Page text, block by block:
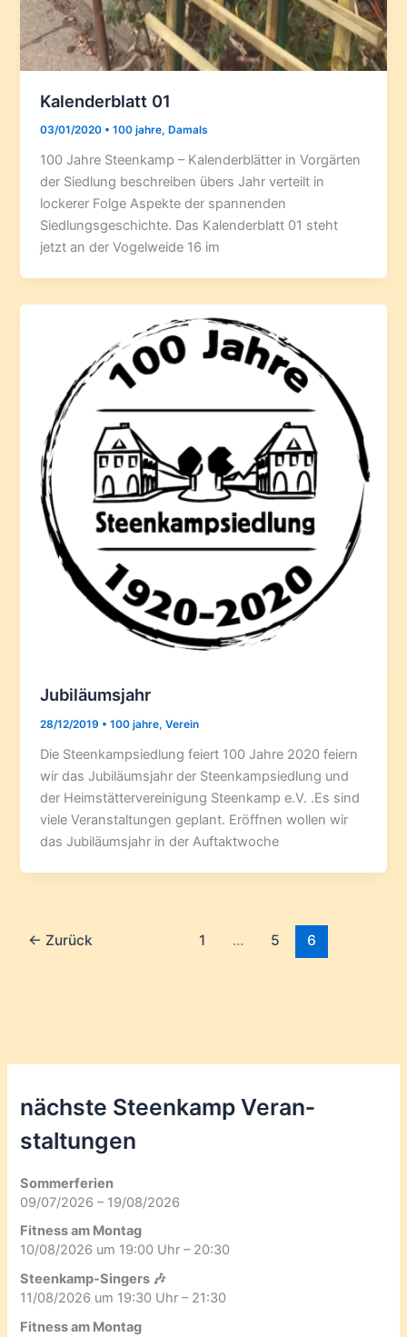
Kalenderblatt 01
03/01/2020 •100 jahre, Damals
100 Jahre Steenkamp – Kalenderblätter in Vorgärten
der Siedlung beschreiben übers Jahr verteilt in
lockerer Folge Aspekte der spannenden
Siedlungsgeschichte. Das Kalenderblatt 01 steht
jetzt an der Vogelweide 16 im
Jubiläumsjahr
28/12/2019 •100 jahre,Verein
Die Steenkampsiedlung feiert 100 Jahre 2020 feiern
wir das Jubiläumsjahr der Steenkampsiedlung und
der Heimstättervereinigung Steenkamp e.V. .Es sind
viele Veranstaltungen geplant. Eröffnen wollen wir
das Jubiläumsjahr in der Auftaktwoche
← Zurück 1 … 5 6
nächste Steenkamp Veran­
staltungen
Sommerferien
09/07/2026 – 19/08/2026
Fitness am Montag
10/08/2026 um 19:00 Uhr – 20:30
Steenkamp-Singers 🎶
11/08/2026 um 19:30 Uhr – 21:30
Fitness am Montag